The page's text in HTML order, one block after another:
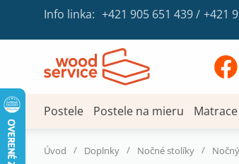
Info linka: +421 905 651 439/ +421
Postele Postele na mieru Matrace
Úvod / Doplnky / Nočné stolíky /